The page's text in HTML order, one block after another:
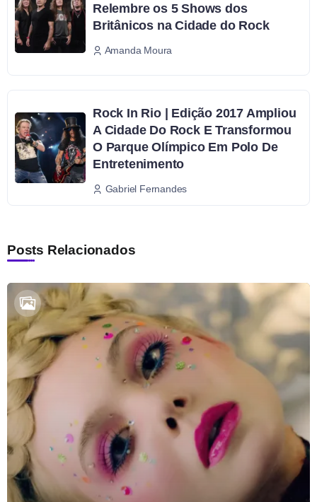
Relembre os 5 Shows dos
Britânicos na Cidade do Rock
Amanda Moura
Rock In Rio | Edição 2017 Ampliou
A Cidade Do Rock E Transformou
O Parque Olímpico Em Polo De
Entretenimento
Gabriel Fernandes
Posts Relacionados